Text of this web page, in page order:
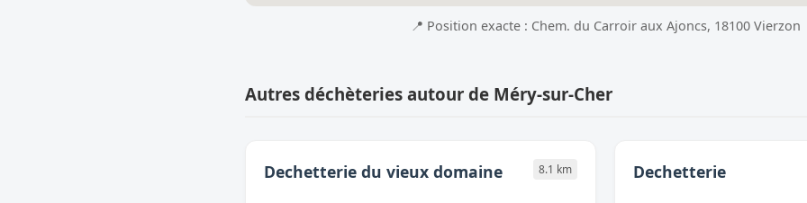
📍 Position exacte : Chem. du Carroir aux Ajoncs, 18100 Vierzon
Autres déchèteries autour de Méry-sur-Cher
Dechetterie du vieux domaine 8.1 km Dechetterie